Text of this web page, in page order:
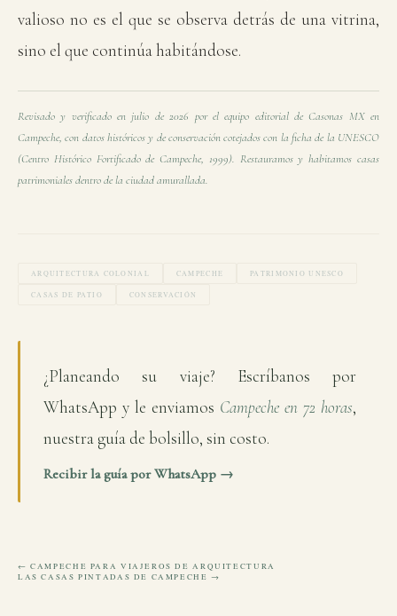
valioso no es el que se observa detrás de una vitrina,
sino el que continúa habitándose.
Revisado y verificado en julio de 2026 por el equipo editorial de Casonas MX en
Campeche, con datos históricos y de conservación cotejados con la ficha de la UNESCO
(Centro Histórico Fortificado de Campeche, 1999). Restauramos y habitamos casas
patrimoniales dentro de la ciudad amurallada.
ARQUITECTURA COLONIAL CAMPECHE PATRIMONIO UNESCO
CASAS DE PATIO CONSERVACIÓN
¿Planeando su viaje? Escríbanos por
WhatsApp y le enviamos Campeche en 72 horas,
nuestra guía de bolsillo, sin costo.
Recibir la guía por WhatsApp →
← CAMPECHE PARA VIAJEROS DE ARQUITECTURA
LAS CASAS PINTADAS DE CAMPECHE →